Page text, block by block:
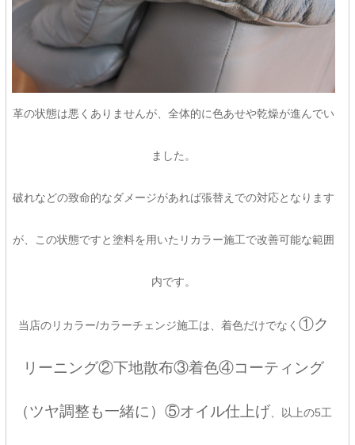
革の状態は悪くありませんが、全体的に色あせや乾燥が進んでい
ました。
破れなどの致命的なダメージがあれば張替えでの対応となります
が、この状態ですと塗料を用いたリカラー施工で改善可能な範囲
内です。
当店のリカラー/カラーチェンジ施工は、着色だけでなく ①ク
リーニング②下地散布③着色④コーティング
（ツヤ調整も一緒に）⑤オイル仕上げ 、以上の5工